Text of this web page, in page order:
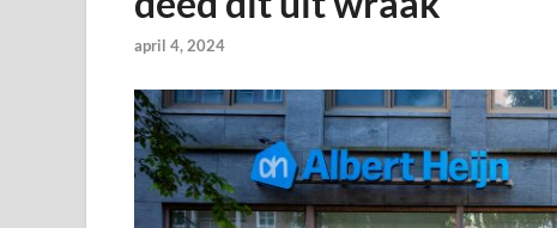
april 4, 2024